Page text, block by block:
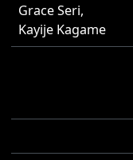
Grace Seri,
Kayije Kagame